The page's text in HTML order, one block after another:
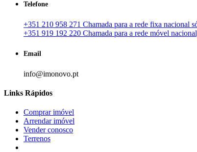
Telefone
+351 210 958 271 Chamada para a rede fixa nacional
+351 919 192 220 Chamada para a rede móvel
Email
info@imonovo.pt
Links Rápidos
Comprar imóvel
Arrendar imóvel
Vender conosco
Terrenos